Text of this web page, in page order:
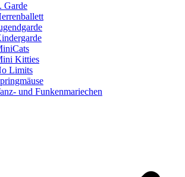
Garde
Kitties
Limits
und Funkenmariechen